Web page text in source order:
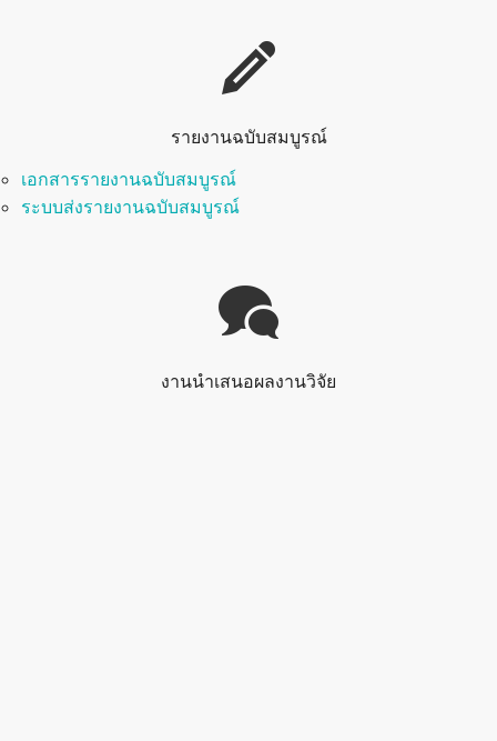
รายงานฉบับสมบูรณ์
เอกสารรายงานฉบับสมบูรณ์
ระบบส่งรายงานฉบับสมบูรณ์
งานนำเสนอผลงานวิจัย